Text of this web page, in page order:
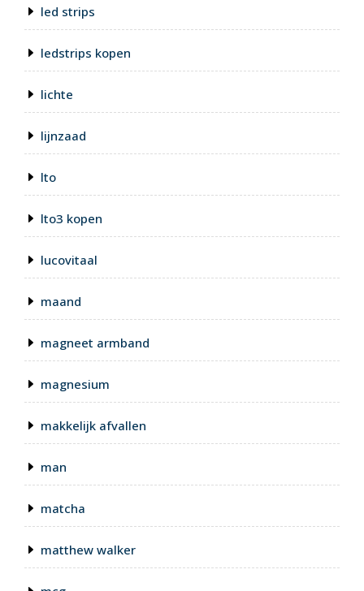
led strips
ledstrips kopen
lichte
lijnzaad
lto
lto3 kopen
lucovitaal
maand
magneet armband
magnesium
makkelijk afvallen
man
matcha
matthew walker